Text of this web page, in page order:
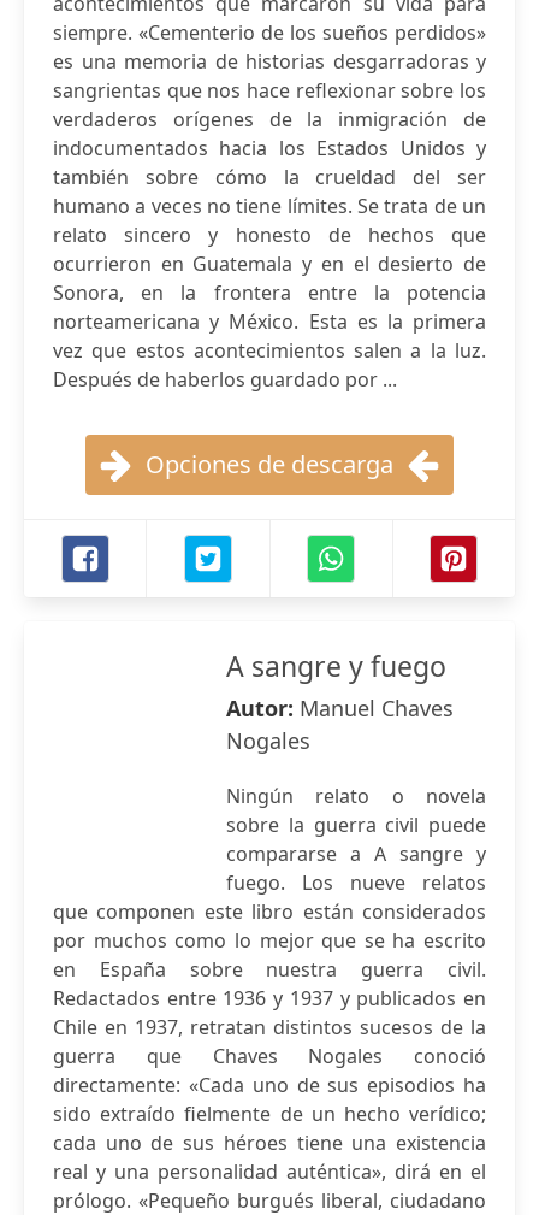
siempre. «Cementerio de los sueños perdidos»
es una memoria de historias desgarradoras y
sangrientas que nos hace reflexionar sobre los
verdaderos orígenes de la inmigración de
indocumentados hacia los Estados Unidos y
también sobre cómo la crueldad del ser
humano a veces no tiene límites. Se trata de un
relato sincero y honesto de hechos que
ocurrieron en Guatemala y en el desierto de
Sonora, en la frontera entre la potencia
norteamericana y México. Esta es la primera
vez que estos acontecimientos salen a la luz.
Después de haberlos guardado por ...
Opciones de descarga
A sangre y fuego
Autor: Manuel Chaves
Nogales
Ningún relato o novela
sobre la guerra civil puede
compararse a A sangre y
fuego. Los nueve relatos
que componen este libro están considerados
por muchos como lo mejor que se ha escrito
en España sobre nuestra guerra civil.
Redactados entre 1936 y 1937 y publicados en
Chile en 1937, retratan distintos sucesos de la
guerra que Chaves Nogales conoció
directamente: «Cada uno de sus episodios ha
sido extraído fielmente de un hecho verídico;
cada uno de sus héroes tiene una existencia
real y una personalidad auténtica», dirá en el
prólogo. «Pequeño burgués liberal, ciudadano